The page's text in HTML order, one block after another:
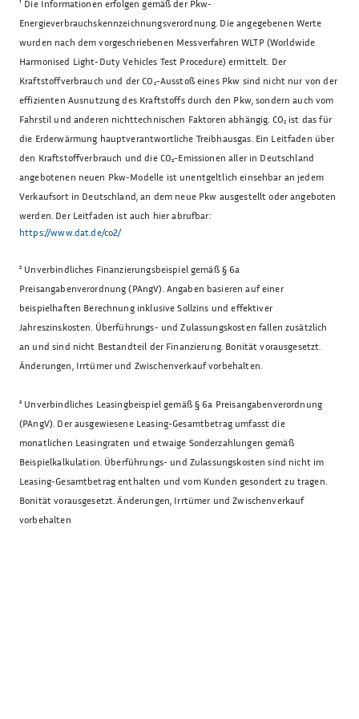
¹ Die Informationen erfolgen gemäß der Pkw-
Energieverbrauchskennzeichnungsverordnung. Die angegebenen Werte
wurden nach dem vorgeschriebenen Messverfahren WLTP (Worldwide
Harmonised Light-Duty Vehicles Test Procedure) ermittelt. Der
Kraftstoffverbrauch und der CO₂-Ausstoß eines Pkw sind nicht nur von der
effizienten Ausnutzung des Kraftstoffs durch den Pkw, sondern auch vom
Fahrstil und anderen nichttechnischen Faktoren abhängig. CO₂ ist das für
die Erderwärmung hauptverantwortliche Treibhausgas. Ein Leitfaden über
den Kraftstoffverbrauch und die CO₂-Emissionen aller in Deutschland
angebotenen neuen Pkw-Modelle ist unentgeltlich einsehbar an jedem
Verkaufsort in Deutschland, an dem neue Pkw ausgestellt oder angeboten
werden. Der Leitfaden ist auch hier abrufbar:
https://www.dat.de/co2/
² Unverbindliches Finanzierungsbeispiel gemäß § 6a
Preisangabenverordnung (PAngV). Angaben basieren auf einer
beispielhaften Berechnung inklusive Sollzins und effektiver
Jahreszinskosten. Überführungs- und Zulassungskosten fallen zusätzlich
an und sind nicht Bestandteil der Finanzierung. Bonität vorausgesetzt.
Änderungen, Irrtümer und Zwischenverkauf vorbehalten.
³ Unverbindliches Leasingbeispiel gemäß § 6a Preisangabenverordnung
(PAngV). Der ausgewiesene Leasing-Gesamtbetrag umfasst die
monatlichen Leasingraten und etwaige Sonderzahlungen gemäß
Beispielkalkulation. Überführungs- und Zulassungskosten sind nicht im
Leasing-Gesamtbetrag enthalten und vom Kunden gesondert zu tragen.
Bonität vorausgesetzt. Änderungen, Irrtümer und Zwischenverkauf
vorbehalten